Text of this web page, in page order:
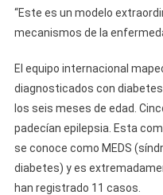
“Este es un modelo
mecanismos de la
El equipo internacional
diagnosticados con
los seis meses de edad.
padecían epilepsia. Esta
se conoce como MEDS
diabetes) y es
han registrado 11 casos.